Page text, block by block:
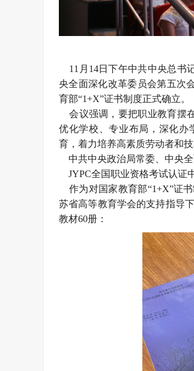
11月14日下午中共中央总书
央全面深化改革委员会第五次
育部“1+X”证书制度正式确立。
会议强调，要把职业教育摆
优化学校、专业布局，深化办
育，着力培养高素质劳动者和
中共中央政治局常委、中央
JYPC全国职业资格考试认证
作为对国家教育部“1+X”证
苏省高等教育学会的支持指导
教材60册：